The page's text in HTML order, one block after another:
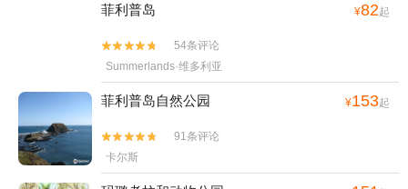
菲利普岛 ¥82起


54条评论
Summerlands·维多利亚
菲利普岛自然公园 ¥153起


91条评论
卡尔斯